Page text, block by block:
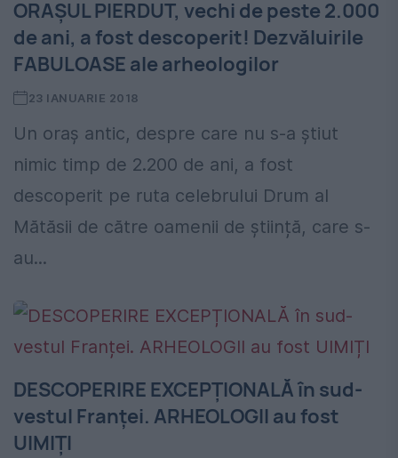
ORAȘUL PIERDUT, vechi de peste 2.000
de ani, a fost descoperit! Dezvăluirile
FABULOASE ale arheologilor
23 IANUARIE 2018
Un oraș antic, despre care nu s-a știut
nimic timp de 2.200 de ani, a fost
descoperit pe ruta celebrului Drum al
Mătăsii de către oamenii de știință, care s-
au...
DESCOPERIRE EXCEPȚIONALĂ în sud-
vestul Franței. ARHEOLOGII au fost
UIMIȚI